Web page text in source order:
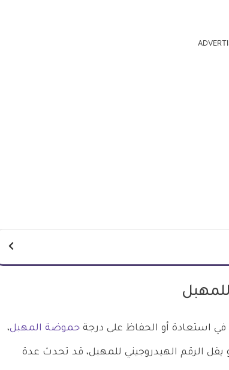
في استعادة أو الحفاظ على درجة حموضة المهبل،
3.8 إلى 4.5، وعندما يزيد أو يقل الرقم الهيدروجيني للمهبل، قد تحدث عدة